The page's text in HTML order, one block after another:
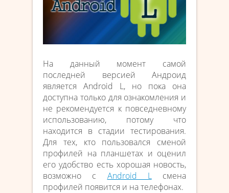
На данный момент самой
последней версией Андроид
является Android L, но пока она
доступна только для ознакомления и
не рекомендуется к повседневному
использованию, потому что
находится в стадии тестирования.
Для тех, кто пользовался сменой
профилей на планшетах и оценил
его удобство есть хорошая новость,
возможно с Android Lсмена
профилей появится и на телефонах.